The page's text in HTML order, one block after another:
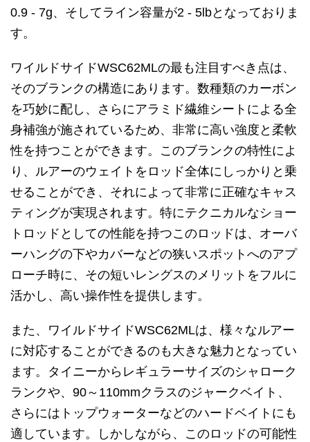
0.9 - 7g、そしてライン容量が2 - 5lbとなっておりま
す。
ワイルドサイドWSC62MLの最も注目すべき点は、
そのブランクの構造にあります。数種類のカーボン
を巧妙に配し、さらにアラミド繊維シートによる全
身補強が施されているため、非常に高い強度と柔軟
性を持つことができます。このブランクの特性によ
り、ルアーのウェイトをロッド全体にしっかりと乗
せることができ、それによって非常に正確なキャス
ティングが実現されます。特にテクニカルなショー
トロッドとしての性能を持つこのロッドは、オーバ
ーハングの下やカバーなどの狭いスポットへのアプ
ローチ時に、その短いレングスのメリットをフルに
活かし、高い操作性を提供します。
また、ワイルドサイドWSC62MLは、様々なルアー
に対応することができるのも大きな魅力となってい
ます。タイニーからレギュラーサイズのシャローク
ランクや、90～110mmクラスのジャークベイト、
さらにはトップウォーターなどのハードベイトにも
適しています。しかしながら、このロッドの可能性